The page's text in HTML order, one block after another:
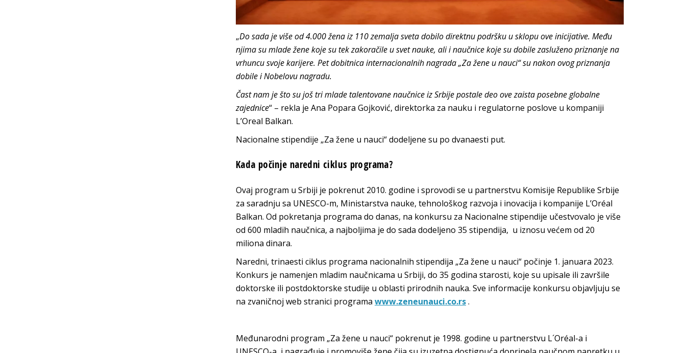
„Do sada je više od 4.000 žena iz 110 zemalja sveta dobilo direktnu podršku u sklopu ove inicijative. Među
njima su mlade žene koje su tek zakoračile u svet nauke, ali i naučnice koje su dobile zasluženo priznanje na
vrhuncu svoje karijere. Pet dobitnica internacionalnih nagrada „Za žene u nauci“ su nakon ovog priznanja
dobile i Nobelovu nagradu.
Čast nam je što su još tri mlade talentovane naučnice iz Srbije postale deo ove zaista posebne globalne
zajednice“ – rekla je Ana Popara Gojković, direktorka za nauku i regulatorne poslove u kompaniji
L’Oreal Balkan.
Nacionalne stipendije „Za žene u nauci“ dodeljene su po dvanaesti put.
Kada počinje naredni ciklus programa?
Ovaj program u Srbiji je pokrenut 2010. godine i sprovodi se u partnerstvu Komisije Republike Srbije
za saradnju sa UNESCO-m, Ministarstva nauke, tehnološkog razvoja i inovacija i kompanije L’Oréal
Balkan. Od pokretanja programa do danas, na konkursu za Nacionalne stipendije učestvovalo je više
od 600 mladih naučnica, a najboljima je do sada dodeljeno 35 stipendija, u iznosu većem od 20
miliona dinara.
Naredni, trinaesti ciklus programa nacionalnih stipendija „Za žene u nauci“ počinje 1. januara 2023.
Konkurs je namenjen mladim naučnicama u Srbiji, do 35 godina starosti, koje su upisale ili završile
doktorske ili postdoktorske studije u oblasti prirodnih nauka. Sve informacije konkursu objavljuju se
na zvaničnoj web stranici programa www.zeneunauci.co.rs.
Međunarodni program „Za žene u nauci“ pokrenut je 1998. godine u partnerstvu L´Oréal-a i